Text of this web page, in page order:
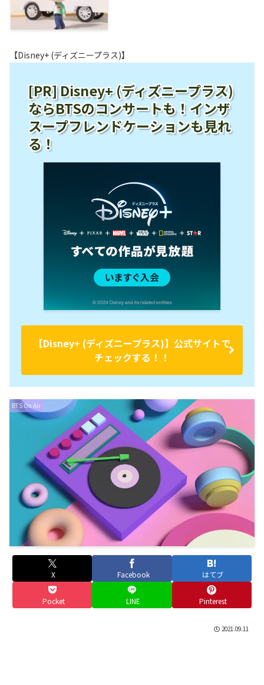
【Disney+ (ディズニープラス)】
[PR] Disney+ (ディズニープラス)
ならBTSのコンサートも！インザ
スープフレンドケーションも見れ
る！
【Disney+ (ディズニープラス)】公式サイトで
チェックする！！
BTS On Air
X Facebook はてブ
Pocket LINE Pinterest
2021.09.11